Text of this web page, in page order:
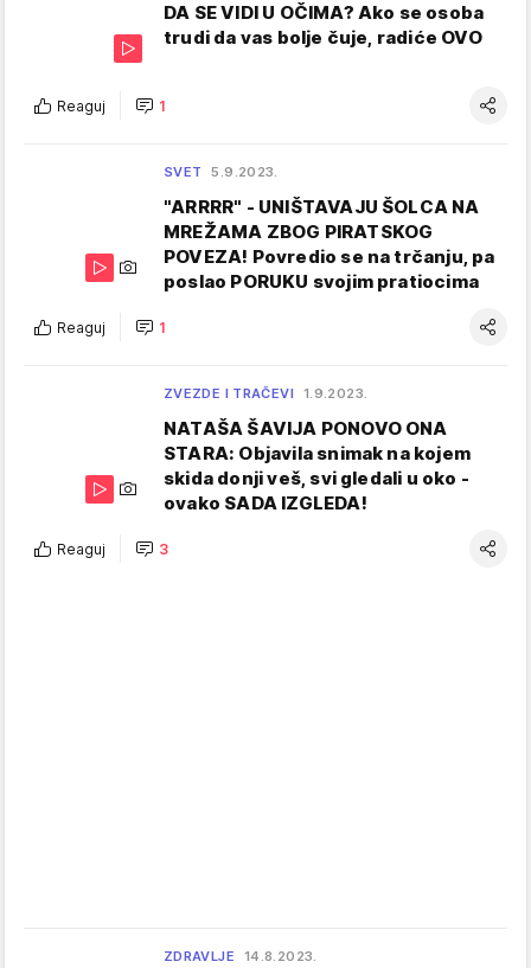
DA SE VIDI U OČIMA? Ako se osoba
trudi da vas bolje čuje, radiće OVO
Reaguj 1
SVET 5.9.2023.
"ARRRR" - UNIŠTAVAJU ŠOLCA NA
MREŽAMA ZBOG PIRATSKOG
POVEZA! Povredio se na trčanju, pa
poslao PORUKU svojim pratiocima
Reaguj 1
ZVEZDE I TRAČEVI 1.9.2023.
NATAŠA ŠAVIJA PONOVO ONA
STARA: Objavila snimak na kojem
skida donji veš, svi gledali u oko -
ovako SADA IZGLEDA!
Reaguj 3
ZDRAVLJE 14.8.2023.